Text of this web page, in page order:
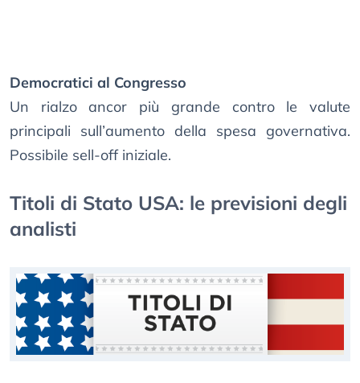
Democratici al Congresso
Un rialzo ancor più grande contro le valute
principali sull’aumento della spesa governativa.
Possibile sell-off iniziale.
Titoli di Stato USA: le previsioni degli
analisti